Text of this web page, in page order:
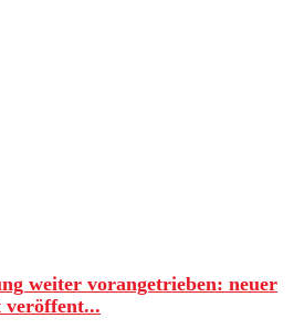
weiter vorangetrieben: neuer
veröffent...